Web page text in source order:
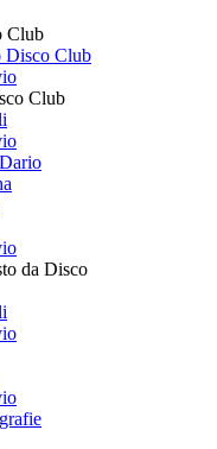
Club
Disco Club
Club
da Disco